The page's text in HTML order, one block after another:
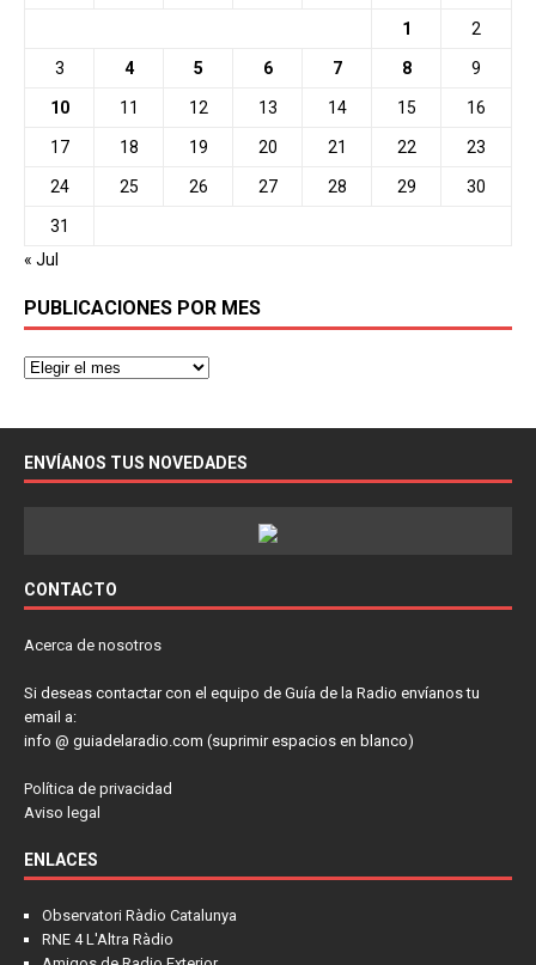
1 2
3 4 5 6 7 8 9
10 11 12 13 14 15 16
17 18 19 20 21 22 23
24 25 26 27 28 29 30
31
« Jul
PUBLICACIONES POR MES
ENVÍANOS TUS NOVEDADES
CONTACTO
Acerca de nosotros
Si deseas contactar con el equipo de Guía de la Radio envíanos tu
email a:
info @ guiadelaradio.com (suprimir espacios en blanco)
Política de privacidad
Aviso legal
ENLACES
Observatori Ràdio Catalunya
RNE 4 L'Altra Ràdio